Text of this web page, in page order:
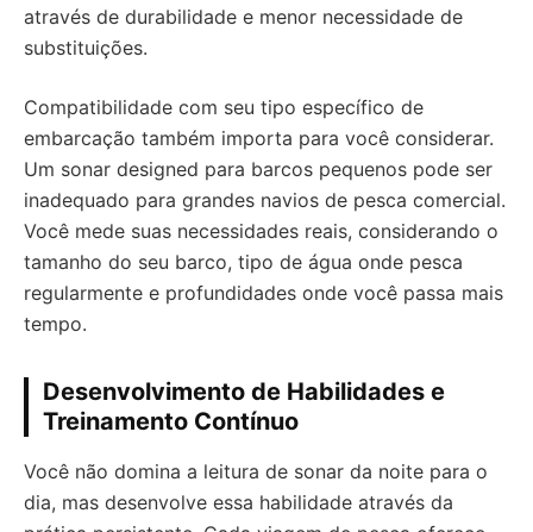
através de durabilidade e menor necessidade de
substituições.
Compatibilidade com seu tipo específico de
embarcação também importa para você considerar.
Um sonar designed para barcos pequenos pode ser
inadequado para grandes navios de pesca comercial.
Você mede suas necessidades reais, considerando o
tamanho do seu barco, tipo de água onde pesca
regularmente e profundidades onde você passa mais
tempo.
Desenvolvimento de Habilidades e
Treinamento Contínuo
Você não domina a leitura de sonar da noite para o
dia, mas desenvolve essa habilidade através da